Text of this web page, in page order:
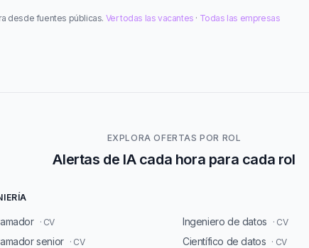
desde fuentes públicas. Ver todas las vacantes · Todas las empresas
EXPLORA OFERTAS POR ROL
Alertas de IA cada hora para cada rol
· CV
senior · CV
Ingeniero de datos · CV
Científico de datos · CV